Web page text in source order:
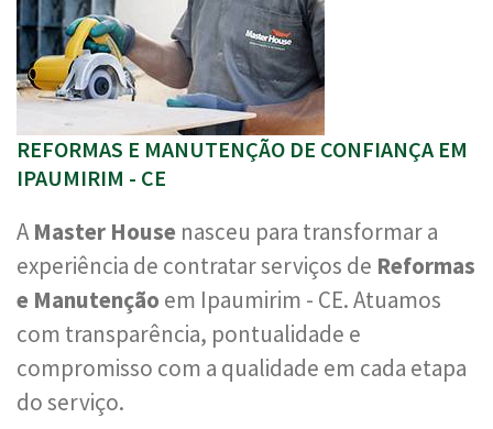
REFORMAS E MANUTENÇÃO DE CONFIANÇA EM
IPAUMIRIM - CE
AMaster House nasceu para transformar a
experiência de contratar serviços de Reformas
e Manutenção em Ipaumirim - CE. Atuamos
com transparência, pontualidade e
compromisso com a qualidade em cada etapa
do serviço.